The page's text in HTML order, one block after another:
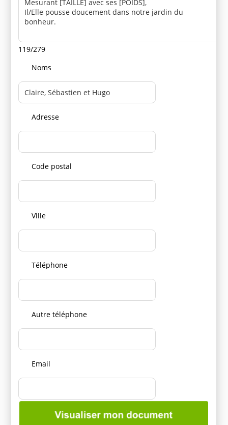
119/279
Noms
Adresse
Code postal
Ville
Téléphone
Autre téléphone
Email